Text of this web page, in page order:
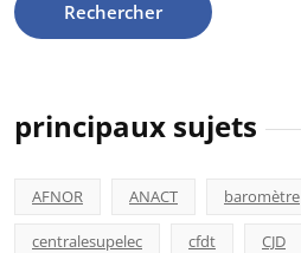
principaux sujets
AFNOR ANACT baromètre
centralesupelec cfdt CJD